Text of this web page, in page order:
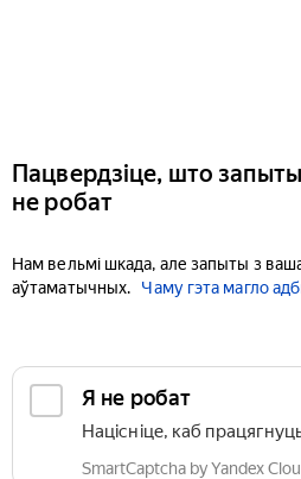
Пацвердзіце, што
не робат
Нам вельмі шкада, але запыты з
аўтаматычных.
Чаму гэта магло
Я не робат
Націсніце, каб
SmartCaptcha by Yandex